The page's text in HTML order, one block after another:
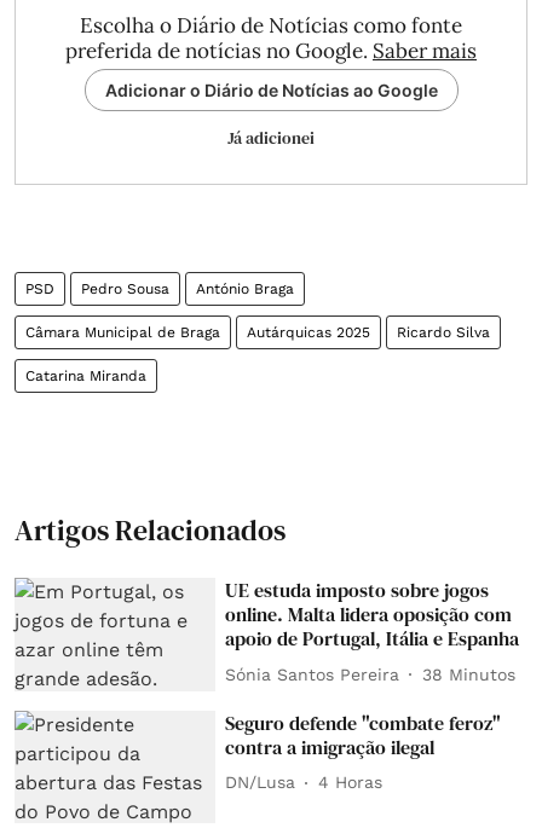
Escolha o Diário de Notícias como fonte
preferida de notícias no Google. Saber mais
Adicionar o Diário de Notícias ao Google
Já adicionei
PSD Pedro Sousa António Braga
Câmara Municipal de Braga Autárquicas 2025 Ricardo Silva
Catarina Miranda
Artigos Relacionados
UE estuda imposto sobre jogos
online. Malta lidera oposição com
apoio de Portugal, Itália e Espanha
Sónia Santos Pereira 38 Minutos
Seguro defende "combate feroz"
contra a imigração ilegal
DN/Lusa 4 Horas